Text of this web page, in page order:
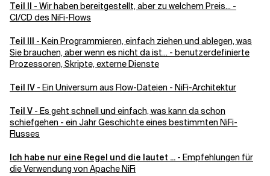
Teil II - Wir haben bereitgestellt, aber zu welchem Preis... -
CI/CD des NiFi-Flows
Teil III - Kein Programmieren, einfach ziehen und ablegen, was
Sie brauchen, aber wenn es nicht da ist... - benutzerdefinierte
Prozessoren, Skripte, externe Dienste
Teil IV - Ein Universum aus Flow-Dateien - NiFi-Architektur
Teil V - Es geht schnell und einfach, was kann da schon
schiefgehen - ein Jahr Geschichte eines bestimmten NiFi-
Flusses
Ich habe nur eine Regel und die lautet ... - Empfehlungen für
die Verwendung von Apache NiFi